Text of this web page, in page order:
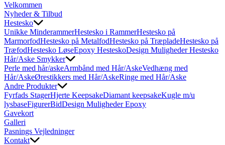
Velkommen
Nyheder & Tilbud
Hestesko
Unikke MinderammerHestesko i RammerHestesko på
MarmorfodHestesko på MetalfodHestesko på TræpladeHestesko på
TræfodHestesko LøseEpoxy HesteskoDesign Muligheder Hestesko
Hår/Aske Smykker
Perle med hår/askeArmbånd med Hår/AskeVedhæng med
Hår/AskeØrestikkers med Hår/AskeRinge med Hår/Aske
Andre Produkter
Fyrfads StagerHjerte KeepsakeDiamant keepsakeKugle m/u
lysbaseFigurerBidDesign Muligheder Epoxy
Gavekort
Galleri
Pasnings Vejledninger
Kontakt